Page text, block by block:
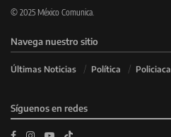
© 2025 México Comunica.
Navega nuestro sitio
Últimas Noticias Política Policiaca
Síguenos en redes